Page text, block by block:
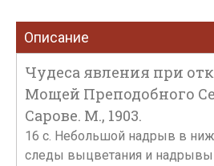
Описание
Чудеса явления при
Мощей Преподобного
Сарове. М., 1903.
16 с. Небольшой надрыв в
следы выцветания и